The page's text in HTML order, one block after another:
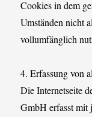
Cookies in dem
Umständen nicht
vollumfänglich
4. Erfassung von
Die Internetseite
GmbH erfasst mit